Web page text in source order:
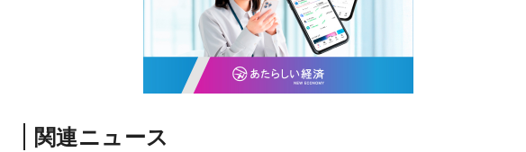
関連ニュース